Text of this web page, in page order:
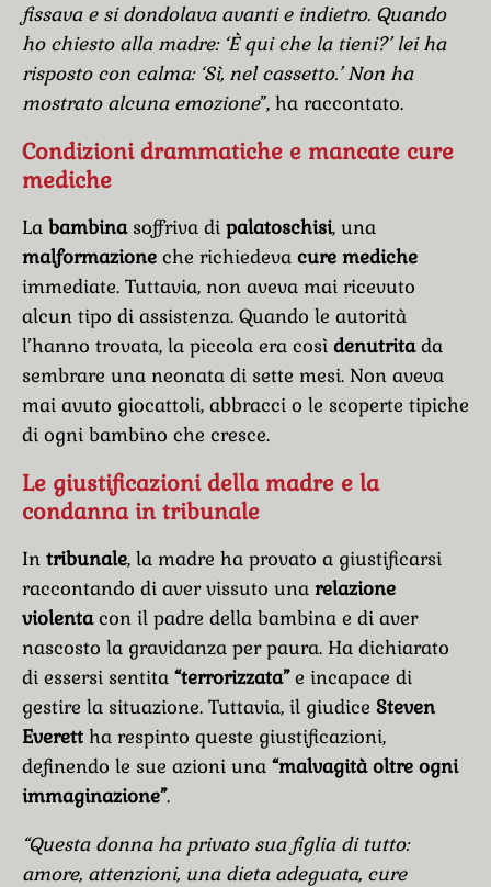
fissava e si dondolava avanti e indietro. Quando
ho chiesto alla madre: ‘È qui che la tieni?’ lei ha
risposto con calma: ‘Sì, nel cassetto.’ Non ha
mostrato alcuna emozione”, ha raccontato.
Condizioni drammatiche e mancate cure
mediche
La bambinasoffriva di palatoschisi, una
malformazione che richiedeva cure mediche
immediate. Tuttavia, non aveva mai ricevuto
alcun tipo di assistenza. Quando le autorità
l’hanno trovata, la piccola era così denutritada
sembrare una neonata di sette mesi. Non aveva
mai avuto giocattoli, abbracci o le scoperte tipiche
di ogni bambino che cresce.
Le giustificazioni della madre e la
condanna in tribunale
In tribunale, la madre ha provato a giustificarsi
raccontando di aver vissuto una relazione
violentacon il padre della bambina e di aver
nascosto la gravidanza per paura. Ha dichiarato
di essersi sentita “terrorizzata”e incapace di
gestire la situazione. Tuttavia, il giudice Steven
Everett ha respinto queste giustificazioni,
definendo le sue azioni una “malvagità oltre ogni
immaginazione”.
“Questa donna ha privato sua figlia di tutto:
amore, attenzioni, una dieta adeguata, cure